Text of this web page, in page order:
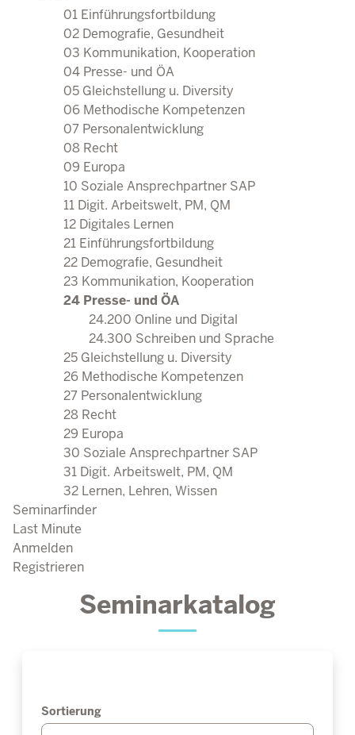
Direkt zum Inhalt
24.300 Schreiben und
25 Gleichstellung u.
27 Personalentwicklung
32 Lernen, Lehren,
01 Einführungsfortbildung
02 Demografie, Gesundheit
03 Kommunikation, Kooperation
04 Presse- und ÖA
05 Gleichstellung u. Diversity
06 Methodische Kompetenzen
07 Personalentwicklung
08 Recht
09 Europa
10 Soziale Ansprechpartner SAP
11 Digit. Arbeitswelt, PM, QM
12 Digitales Lernen
21 Einführungsfortbildung
22 Demografie, Gesundheit
23 Kommunikation, Kooperation
24 Presse- und ÖA
24.200 Online und Digital
24.300 Schreiben und Sprache
25 Gleichstellung u. Diversity
26 Methodische Kompetenzen
27 Personalentwicklung
28 Recht
29 Europa
30 Soziale Ansprechpartner SAP
31 Digit. Arbeitswelt, PM, QM
32 Lernen, Lehren, Wissen
Seminarfinder
Last Minute
Anmelden
Registrieren
Seminarkatalog
Sortierung